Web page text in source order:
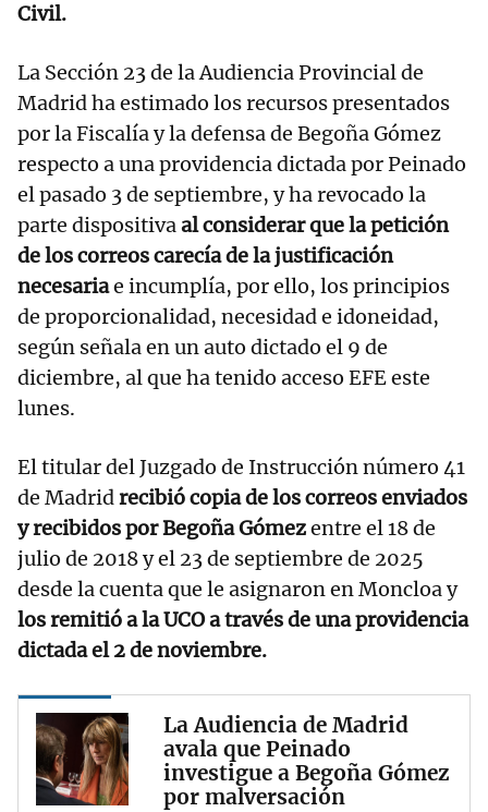
Civil.
La Sección 23 de la Audiencia Provincial de
Madrid ha estimado los recursos presentados
por la Fiscalía y la defensa de Begoña Gómez
respecto a una providencia dictada por Peinado
el pasado 3 de septiembre, y ha revocado la
parte dispositivaal considerar que la petición
de los correos carecía de la justificación
necesariae incumplía, por ello, los principios
de proporcionalidad, necesidad e idoneidad,
según señala en un auto dictado el 9 de
diciembre, al que ha tenido acceso EFE este
lunes.
El titular del Juzgado de Instrucción número 41
de Madridrecibió copia de los correos enviados
y recibidos por Begoña Gómezentre el 18 de
julio de 2018 y el 23 de septiembre de 2025
desde la cuenta que le asignaron en Moncloa y
los remitió a la UCO a través de una providencia
dictada el 2 de noviembre.
La Audiencia de Madrid
avala que Peinado
investigue a Begoña Gómez
por malversación